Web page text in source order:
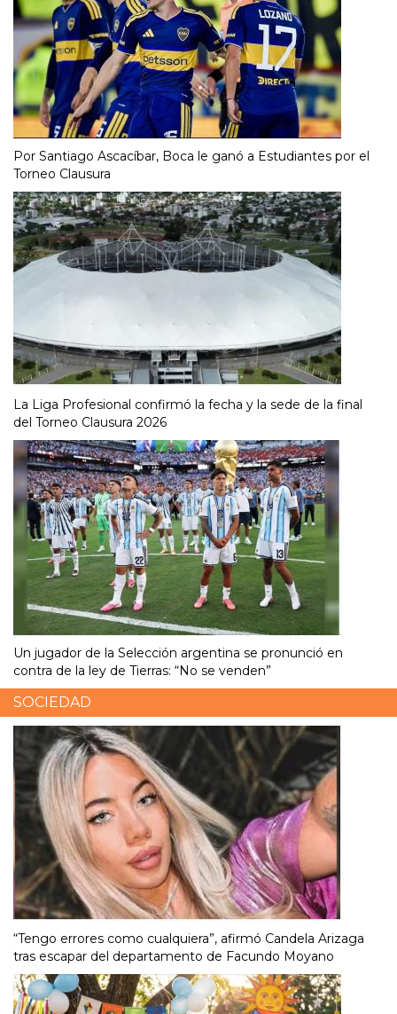
Por Santiago Ascacíbar, Boca le ganó a Estudiantes por el
Torneo Clausura
La Liga Profesional confirmó la fecha y la sede de la final
del Torneo Clausura 2026
Un jugador de la Selección argentina se pronunció en
contra de la ley de Tierras: “No se venden”
SOCIEDAD
“Tengo errores como cualquiera”, afirmó Candela Arizaga
tras escapar del departamento de Facundo Moyano